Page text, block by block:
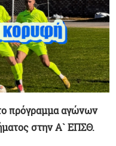
πρόγραμμα αγώνων
στην Α` ΕΠΣΘ.